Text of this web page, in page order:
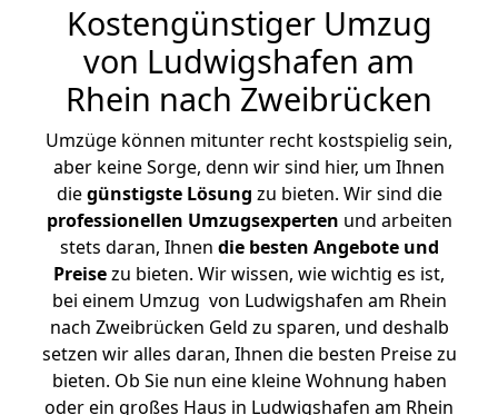
Kostengünstiger Umzug
von Ludwigshafen am
Rhein nach Zweibrücken
Umzüge können mitunter recht kostspielig sein,
aber keine Sorge, denn wir sind hier, um Ihnen
diegünstigste Lösung zu bieten. Wir sind die
professionellen Umzugsexperten und arbeiten
stets daran, Ihnen die besten Angebote und
Preisezu bieten. Wir wissen, wie wichtig es ist,
bei einem Umzug von Ludwigshafen am Rhein
nach Zweibrücken Geld zu sparen, und deshalb
setzen wir alles daran, Ihnen die besten Preise zu
bieten. Ob Sie nun eine kleine Wohnung haben
oder ein großes Haus in Ludwigshafen am Rhein